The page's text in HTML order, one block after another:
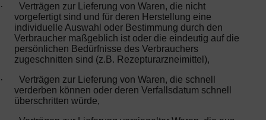
·
Verträgen zur Lieferung von Waren, die nicht
vorgefertigt sind und für deren Herstellung eine
individuelle Auswahl oder Bestimmung durch den
Verbraucher maßgeblich ist oder die eindeutig auf die
persönlichen Bedürfnisse des Verbrauchers
zugeschnitten sind (z.B. Rezepturarzneimittel),
·
Verträgen zur Lieferung von Waren, die schnell
verderben können oder deren Verfallsdatum schnell
überschritten würde,